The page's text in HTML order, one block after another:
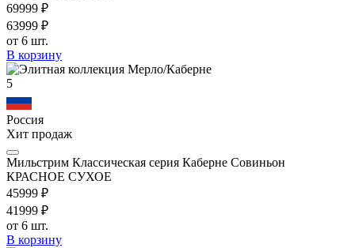
69999 ₽
63999 ₽
от 6 шт.
В корзину
5
Россия
Хит продаж
Мильстрим Классическая серия Каберне Совиньон
КРАСНОЕ СУХОЕ
45999 ₽
41999 ₽
от 6 шт.
В корзину